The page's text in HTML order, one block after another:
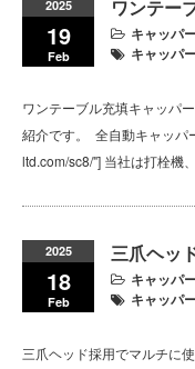
2025
19
Feb
ワンテー
キャッパ
キャッパ
ワンテーブル充填キャッパ
紹介です。 全自動キャッパ
ltd.com/sc8/"] 当社は打栓機
2025
18
Feb
三爪ヘッ
キャッパ
キャッパ
三爪ヘッド採用でマルチに